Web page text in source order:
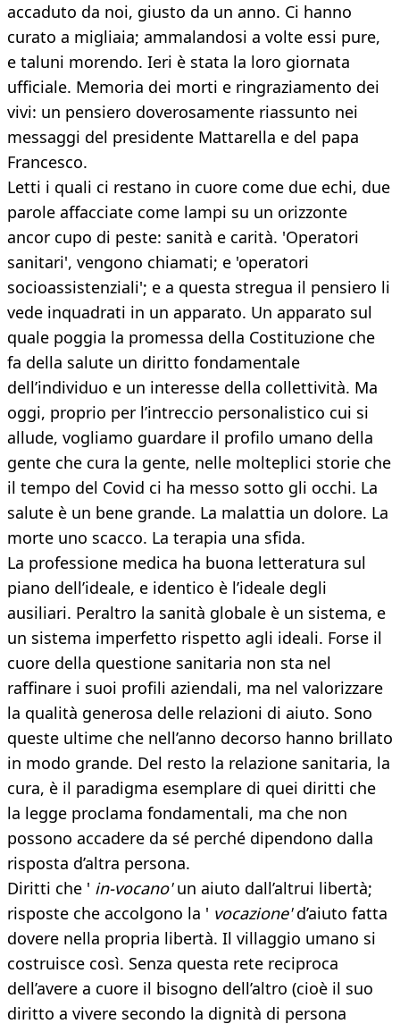
accaduto da noi, giusto da un anno. Ci hanno
curato a migliaia; ammalandosi a volte essi pure,
e taluni morendo. Ieri è stata la loro giornata
ufficiale. Memoria dei morti e ringraziamento dei
vivi: un pensiero doverosamente riassunto nei
messaggi del presidente Mattarella e del papa
Francesco.
Letti i quali ci restano in cuore come due echi, due
parole affacciate come lampi su un orizzonte
ancor cupo di peste: sanità e carità. 'Operatori
sanitari', vengono chiamati; e 'operatori
socioassistenziali'; e a questa stregua il pensiero li
vede inquadrati in un apparato. Un apparato sul
quale poggia la promessa della Costituzione che
fa della salute un diritto fondamentale
dell’individuo e un interesse della collettività. Ma
oggi, proprio per l’intreccio personalistico cui si
allude, vogliamo guardare il profilo umano della
gente che cura la gente, nelle molteplici storie che
il tempo del Covid ci ha messo sotto gli occhi. La
salute è un bene grande. La malattia un dolore. La
morte uno scacco. La terapia una sfida.
La professione medica ha buona letteratura sul
piano dell’ideale, e identico è l’ideale degli
ausiliari. Peraltro la sanità globale è un sistema, e
un sistema imperfetto rispetto agli ideali. Forse il
cuore della questione sanitaria non sta nel
raffinare i suoi profili aziendali, ma nel valorizzare
la qualità generosa delle relazioni di aiuto. Sono
queste ultime che nell’anno decorso hanno brillato
in modo grande. Del resto la relazione sanitaria, la
cura, è il paradigma esemplare di quei diritti che
la legge proclama fondamentali, ma che non
possono accadere da sé perché dipendono dalla
risposta d’altra persona.
Diritti che ' in-vocano'un aiuto dall’altrui libertà;
risposte che accolgono la ' vocazione'd’aiuto fatta
dovere nella propria libertà. Il villaggio umano si
costruisce così. Senza questa rete reciproca
dell’avere a cuore il bisogno dell’altro (cioè il suo
diritto a vivere secondo la dignità di persona